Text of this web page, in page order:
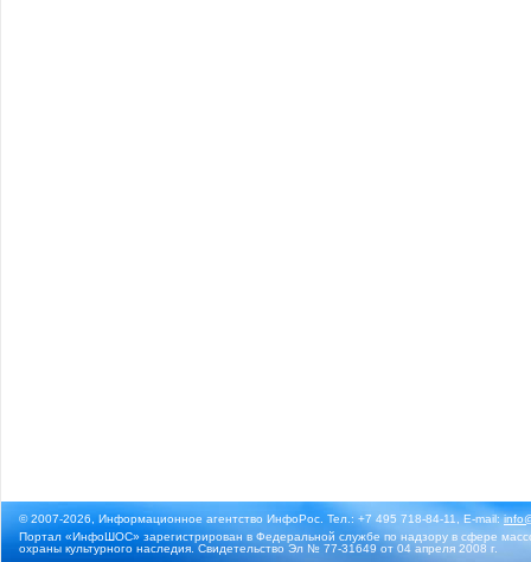
© 2007-2026, Информационное агентство ИнфоРос. Тел.: +7 495 718-84-11, E-mail:
Портал «ИнфоШОС» зарегистрирован в Федеральной службе по надзору в сфере
охраны культурного наследия. Свидетельство Эл № 77-31649 от 04 апреля 2008 г.